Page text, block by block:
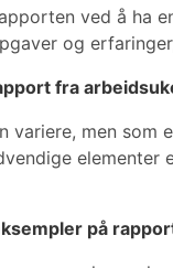
ved å ha
og
fra
variere, men som
på